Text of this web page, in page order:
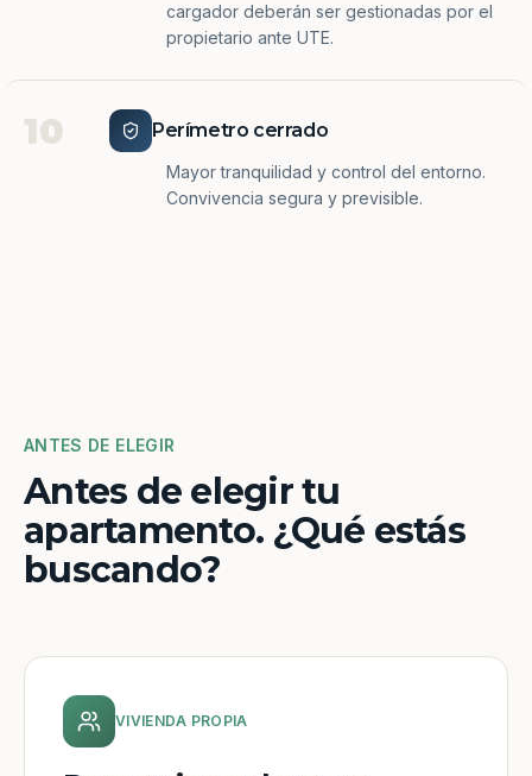
cargador deberán ser gestionadas por el
propietario ante UTE.
10 Perímetro cerrado
Mayor tranquilidad y control del entorno.
Convivencia segura y previsible.
ANTES DE ELEGIR
Antes de elegir tu
apartamento. ¿Qué estás
buscando?
VIVIENDA PROPIA